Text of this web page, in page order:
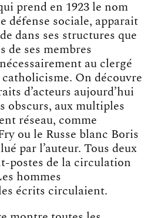
prend en 1923 le nom
défense sociale, apparait
dans ses structures que
de ses membres
au clergé
On découvre
d’acteurs aujourd’hui
obscurs, aux multiples
réseau, comme
ou le Russe blanc Boris
par l’auteur. Tous deux
postes de la circulation
hommes
écrits circulaient.